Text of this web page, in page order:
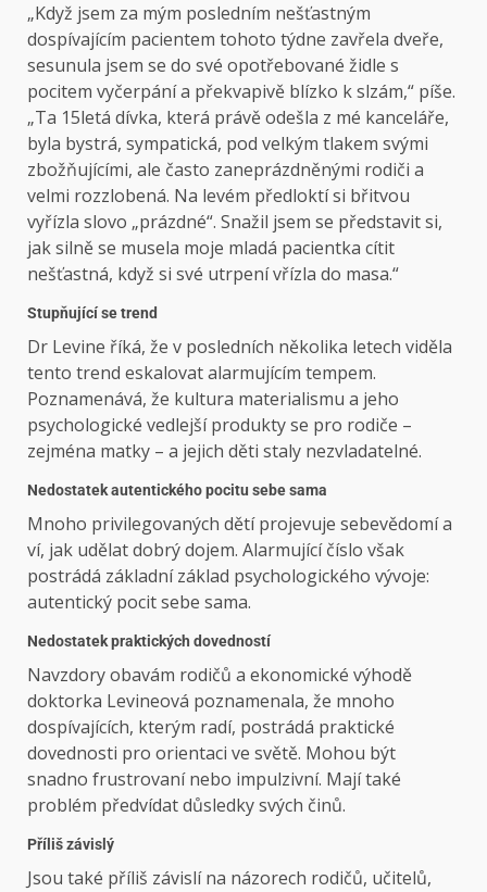
„Když jsem za mým posledním nešťastným
dospívajícím pacientem tohoto týdne zavřela dveře,
sesunula jsem se do své opotřebované židle s
pocitem vyčerpání a překvapivě blízko k slzám,“ píše.
„Ta 15letá dívka, která právě odešla z mé kanceláře,
byla bystrá, sympatická, pod velkým tlakem svými
zbožňujícími, ale často zaneprázdněnými rodiči a
velmi rozzlobená. Na levém předloktí si břitvou
vyřízla slovo „prázdné“. Snažil jsem se představit si,
jak silně se musela moje mladá pacientka cítit
nešťastná, když si své utrpení vřízla do masa.“
Stupňující se trend
Dr Levine říká, že v posledních několika letech viděla
tento trend eskalovat alarmujícím tempem.
Poznamenává, že kultura materialismu a jeho
psychologické vedlejší produkty se pro rodiče –
zejména matky – a jejich děti staly nezvladatelné.
Nedostatek autentického pocitu sebe sama
Mnoho privilegovaných dětí projevuje sebevědomí a
ví, jak udělat dobrý dojem. Alarmující číslo však
postrádá základní základ psychologického vývoje:
autentický pocit sebe sama.
Nedostatek praktických dovedností
Navzdory obavám rodičů a ekonomické výhodě
doktorka Levineová poznamenala, že mnoho
dospívajících, kterým radí, postrádá praktické
dovednosti pro orientaci ve světě. Mohou být
snadno frustrovaní nebo impulzivní. Mají také
problém předvídat důsledky svých činů.
Příliš závislý
Jsou také příliš závislí na názorech rodičů, učitelů,